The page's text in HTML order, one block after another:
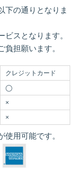
下の通りとなりま
ビスとなります。
負担願います。
クレジットカード
◯
×
×
使用可能です。